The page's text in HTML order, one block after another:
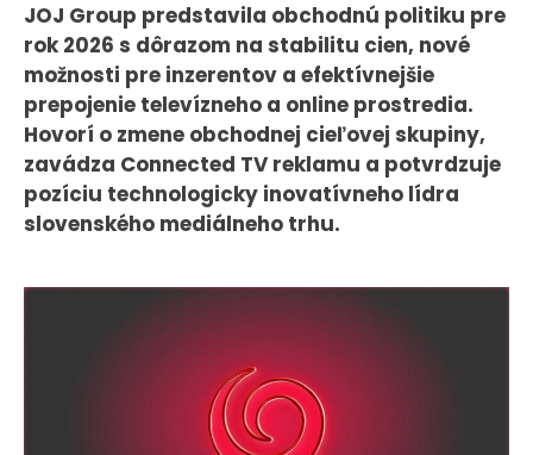
Tlačové správy
B2B Rozhovory
VEREJNÉ VYSIELANIE MS 2026
KONTAKT
JOJ Group predstavila obchodnú politiku pre
rok 2026 s dôrazom na stabilitu cien, nové
možnosti pre inzerentov a efektívnejšie
prepojenie televízneho a online prostredia.
Hovorí o zmene obchodnej cieľovej skupiny,
zavádza Connected TV reklamu a potvrdzuje
pozíciu technologicky inovatívneho lídra
slovenského mediálneho trhu.